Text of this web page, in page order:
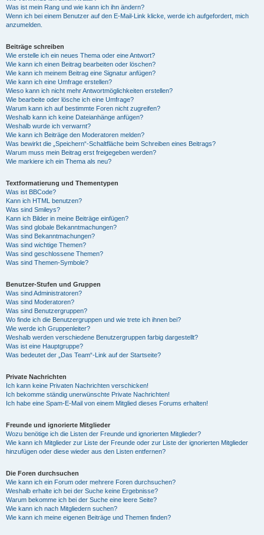
Was ist mein Rang und wie kann ich ihn ändern?
Wenn ich bei einem Benutzer auf den E-Mail-Link klicke, werde ich aufgefordert, mich
anzumelden.
Beiträge schreiben
Wie erstelle ich ein neues Thema oder eine Antwort?
Wie kann ich einen Beitrag bearbeiten oder löschen?
Wie kann ich meinem Beitrag eine Signatur anfügen?
Wie kann ich eine Umfrage erstellen?
Wieso kann ich nicht mehr Antwortmöglichkeiten erstellen?
Wie bearbeite oder lösche ich eine Umfrage?
Warum kann ich auf bestimmte Foren nicht zugreifen?
Weshalb kann ich keine Dateianhänge anfügen?
Weshalb wurde ich verwarnt?
Wie kann ich Beiträge den Moderatoren melden?
Was bewirkt die „Speichern“-Schaltfläche beim Schreiben eines Beitrags?
Warum muss mein Beitrag erst freigegeben werden?
Wie markiere ich ein Thema als neu?
Textformatierung und Thementypen
Was ist BBCode?
Kann ich HTML benutzen?
Was sind Smileys?
Kann ich Bilder in meine Beiträge einfügen?
Was sind globale Bekanntmachungen?
Was sind Bekanntmachungen?
Was sind wichtige Themen?
Was sind geschlossene Themen?
Was sind Themen-Symbole?
Benutzer-Stufen und Gruppen
Was sind Administratoren?
Was sind Moderatoren?
Was sind Benutzergruppen?
Wo finde ich die Benutzergruppen und wie trete ich ihnen bei?
Wie werde ich Gruppenleiter?
Weshalb werden verschiedene Benutzergruppen farbig dargestellt?
Was ist eine Hauptgruppe?
Was bedeutet der „Das Team“-Link auf der Startseite?
Private Nachrichten
Ich kann keine Privaten Nachrichten verschicken!
Ich bekomme ständig unerwünschte Private Nachrichten!
Ich habe eine Spam-E-Mail von einem Mitglied dieses Forums erhalten!
Freunde und ignorierte Mitglieder
Wozu benötige ich die Listen der Freunde und ignorierten Mitglieder?
Wie kann ich Mitglieder zur Liste der Freunde oder zur Liste der ignorierten Mitglieder
hinzufügen oder diese wieder aus den Listen entfernen?
Die Foren durchsuchen
Wie kann ich ein Forum oder mehrere Foren durchsuchen?
Weshalb erhalte ich bei der Suche keine Ergebnisse?
Warum bekomme ich bei der Suche eine leere Seite?
Wie kann ich nach Mitgliedern suchen?
Wie kann ich meine eigenen Beiträge und Themen finden?